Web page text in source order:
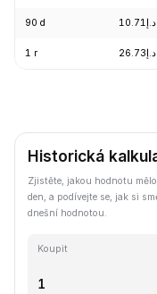
90 d د.إ10.71
1 r د.إ26.73
Historická
Zjistěte, jakou hodnotu
den, a podívejte se, jak si
dnešní hodnotou.
Koupit